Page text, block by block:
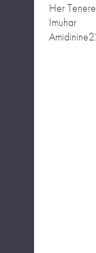
Her Tenere
Imuhar